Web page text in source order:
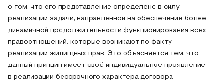
о том, что его представление определено в силу
реализации задачи, направленной на обеспечение более
динамичной продолжительности функционирования всех
правоотношений, которые возникают по факту
реализации жилищных прав. Это объясняется тем, что
данный принцип имеет своё индивидуальное проявление
в реализации бессрочного характера договора